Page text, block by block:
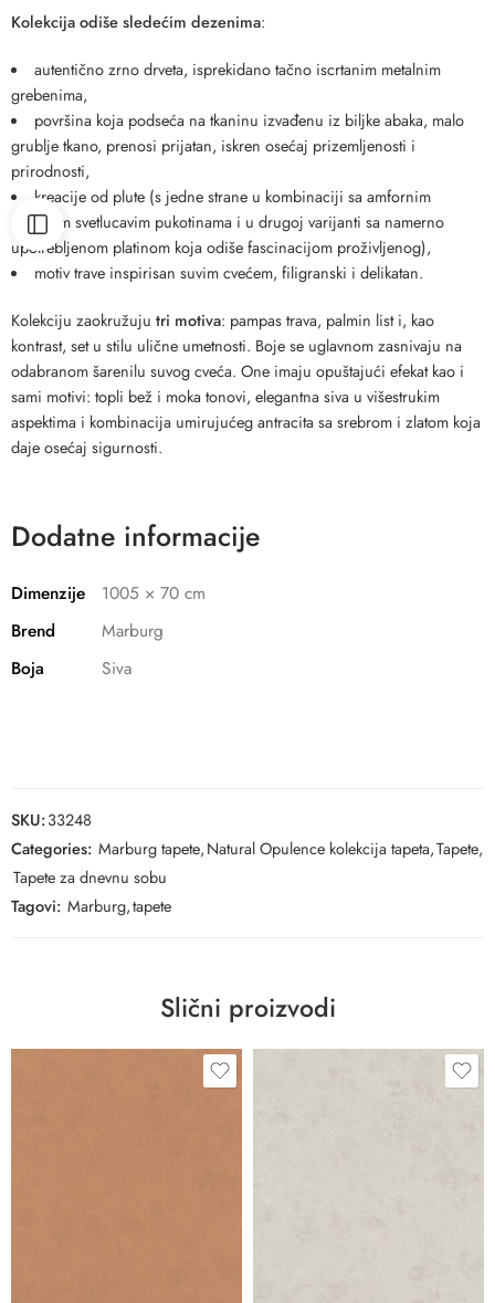
Kolekcija odiše sledećim dezenima:
autentično zrno drveta, isprekidano tačno iscrtanim metalnim
grebenima,
površina koja podseća na tkaninu izvađenu iz biljke abaka, malo
grublje tkano, prenosi prijatan, iskren osećaj prizemljenosti i
prirodnosti,
kreacije od plute (s jedne strane u kombinaciji sa amfornim
metalnim svetlucavim pukotinama i u drugoj varijanti sa namerno
upotrebljenom platinom koja odiše fascinacijom proživljenog),
motiv trave inspirisan suvim cvećem, filigranski i delikatan.
Kolekciju zaokružuju tri motiva: pampas trava, palmin list i, kao
kontrast, set u stilu ulične umetnosti. Boje se uglavnom zasnivaju na
odabranom šarenilu suvog cveća. One imaju opuštajući efekat kao i
sami motivi: topli bež i moka tonovi, elegantna siva u višestrukim
aspektima i kombinacija umirujućeg antracita sa srebrom i zlatom koja
daje osećaj sigurnosti.
Dodatne informacije
Dimenzije
1005 × 70 cm
Brend
Marburg
Boja
Siva
SKU:33248
Categories: Marburg tapete,Natural Opulence kolekcija tapeta,Tapete,
Tapete za dnevnu sobu
Tagovi: Marburg,tapete
Slični proizvodi